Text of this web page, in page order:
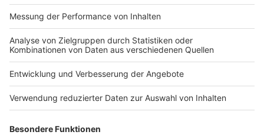
Impressum
Nutzungsbedingungen
Jobs
Presse
Werben
Archiv
Kontakt
Studio-Hotline
Verkehrs-Hotline
Newsletter